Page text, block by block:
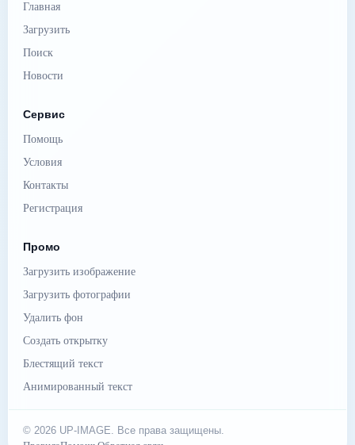
Главная
Загрузить
Поиск
Новости
Сервис
Помощь
Условия
Контакты
Регистрация
Промо
Загрузить изображение
Загрузить фотографии
Удалить фон
Создать открытку
Блестящий текст
Анимированный текст
© 2026 UP-IMAGE. Все права защищены.